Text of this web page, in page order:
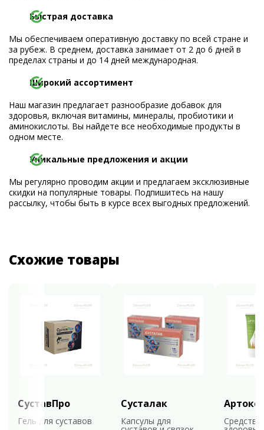
Быстрая доставка
Мы обеспечиваем оперативную доставку по всей стране и
за рубеж. В среднем, доставка занимает от 2 до 6 дней в
пределах страны и до 14 дней международная.
Широкий ассортимент
Наш магазин предлагает разнообразие добавок для
здоровья, включая витамины, минералы, пробиотики и
аминокислоты. Вы найдете все необходимые продукты в
одном месте.
Уникальные предложения и акции
Мы регулярно проводим акции и предлагаем эксклюзивные
скидки на популярные товары. Подпишитесь на нашу
рассылку, чтобы быть в курсе всех выгодных предложений.
Схожие товары
СуставПро
Гель для суставов
Сусталак
Капсулы для
Артокс